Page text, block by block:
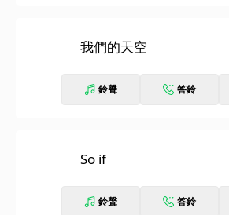
我們的天空
鈴聲 答鈴
So if
鈴聲 答鈴